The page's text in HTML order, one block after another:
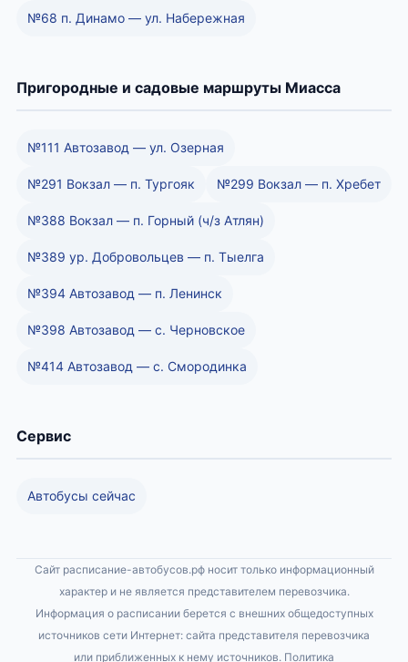
№68 п. Динамо — ул. Набережная
Пригородные и садовые маршруты Миасса
№111 Автозавод — ул. Озерная
№291 Вокзал — п. Тургояк №299 Вокзал — п. Хребет
№388 Вокзал — п. Горный (ч/з Атлян)
№389 ур. Добровольцев — п. Тыелга
№394 Автозавод — п. Ленинск
№398 Автозавод — с. Черновское
№414 Автозавод — с. Смородинка
Сервис
Автобусы сейчас
Сайт расписание-автобусов.рф носит только информационный
характер и не является представителем перевозчика.
Информация о расписании берется с внешних общедоступных
источников сети Интернет: сайта представителя перевозчика
или приближенных к нему источников. Политика